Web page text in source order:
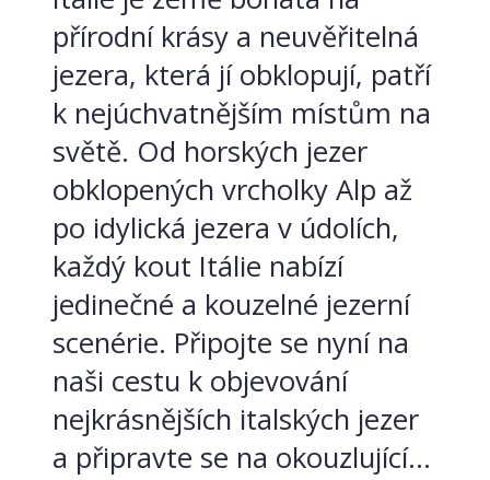
přírodní krásy a neuvěřitelná
jezera, která jí obklopují, patří
k nejúchvatnějším místům na
světě. Od horských jezer
obklopených vrcholky Alp až
po idylická jezera v údolích,
každý kout Itálie nabízí
jedinečné a kouzelné jezerní
scenérie. Připojte se nyní na
naši cestu k objevování
nejkrásnějších italských jezer
a připravte se na okouzlující...